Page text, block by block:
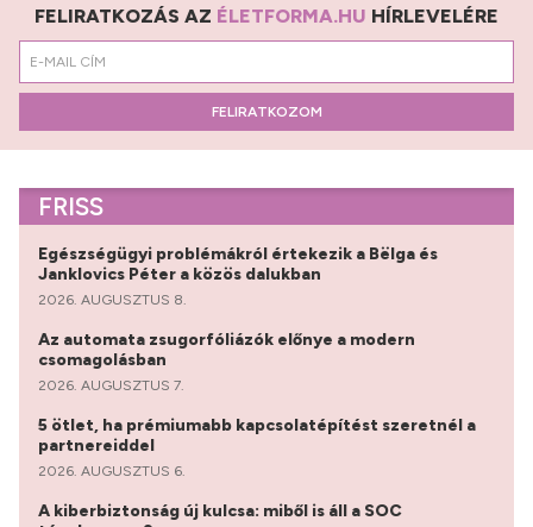
FELIRATKOZÁS AZ ÉLETFORMA.HU HÍRLEVELÉRE
FELIRATKOZOM
FRISS
Egészségügyi problémákról értekezik a Bëlga és
Janklovics Péter a közös dalukban
2026. AUGUSZTUS 8.
Az automata zsugorfóliázók előnye a modern
csomagolásban
2026. AUGUSZTUS 7.
5 ötlet, ha prémiumabb kapcsolatépítést szeretnél a
partnereiddel
2026. AUGUSZTUS 6.
A kiberbiztonság új kulcsa: miből is áll a SOC